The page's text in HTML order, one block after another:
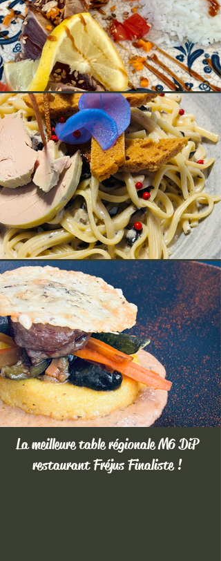
La meilleure table régionale M6 DiP
restaurant Fréjus Finaliste !